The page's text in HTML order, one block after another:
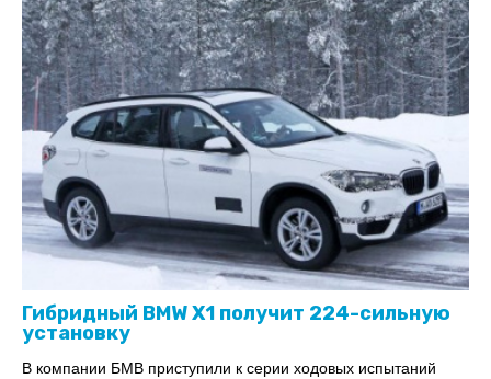
Гибридный BMW X1 получит 224-сильную
установку
В компании БМВ приступили к серии ходовых испытаний